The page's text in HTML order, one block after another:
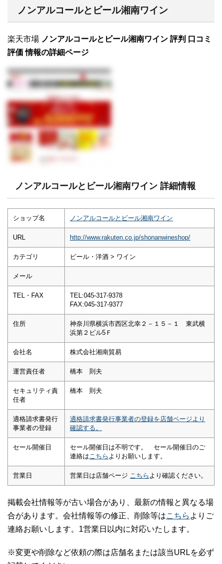
ノンアルコールとビール湘南ワイン
楽天市場 ノンアルコールとビール湘南ワイン 評判 口コミ
評価 情報の詳細ページ
ノンアルコールとビール湘南ワイン 詳細情報
ショップ名 ノンアルコールとビール湘南ワイン
URL http://www.rakuten.co.jp/shonanwineshop/
カテゴリ ビール・洋酒 > ワイン
メール
TEL・FAX
TEL:045-317-9378
FAX:045-317-9377
住所
神奈川県横浜市西区北幸２－１５－１ 東武横
浜第２ビル5Ｆ
会社名 株式会社湘南貿易
運営責任者 橋本 則夫
セキュリティ責
任者
橋本 則夫
適格請求書発行
事業者の登録
適格請求書発行事業者の登録を店舗ページより
確認する。
セール開催日
セール開催日は不明です。 セール開催日のご
連絡は こちら よりお願いします。
営業日 営業日は店舗ページ こちら より確認ください。
掲載会社情報等が古い場合があり、最新の情報と異なる場
合があります。会社情報等の修正、削除等はこちら よりご
連絡お願いします。1営業日以内に対応いたします。
※変更や削除など依頼の際は店舗名または該当URLを必ず